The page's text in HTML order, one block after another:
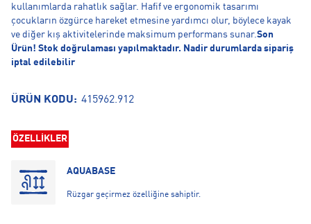
kullanımlarda rahatlık sağlar. Hafif ve ergonomik tasarımı
çocukların özgürce hareket etmesine yardımcı olur, böylece kayak
ve diğer kış aktivitelerinde maksimum performans sunar.Son
Ürün! Stok doğrulaması yapılmaktadır. Nadir durumlarda sipariş
iptal edilebilir
ÜRÜN KODU: 415962.912
ÖZELLİKLER
AQUABASE
Rüzgar geçirmez özelliğine sahiptir.